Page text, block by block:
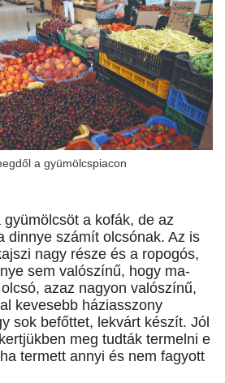
a gyümölcspiacon
a kofák, de az
dinnye számít olcsónak. Az is
nagy része és a ropogós,
sem valószínű, hogy ma­­
azaz nagyon valószínű,
kevesebb háziasszony
sok befőttet, lekvárt készít. Jól
meg tudták termelni e
termett annyi és nem fagyott